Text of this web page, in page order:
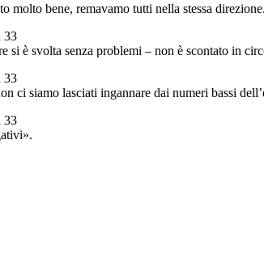
molto bene, remavamo tutti nella stessa direzione.
si è svolta senza problemi – non è scontato in
ci siamo lasciati ingannare dai numeri bassi